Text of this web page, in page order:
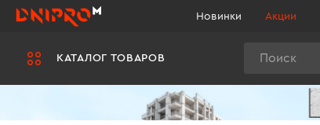
КАТАЛОГ ТОВАРОВ
Новинки Акции